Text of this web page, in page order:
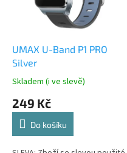
UMAX U-Band P1 PRO
Silver
Skladem (i ve slevě)
249 Kč
Do košíku